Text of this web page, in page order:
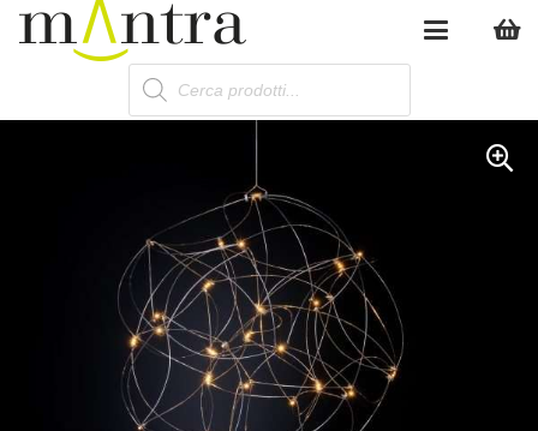
Products
search